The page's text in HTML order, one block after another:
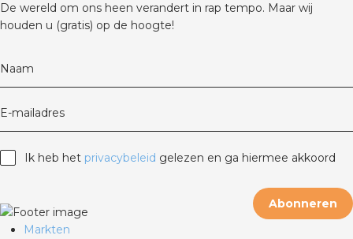
De wereld om ons heen verandert in rap tempo. Maar wij
houden u (gratis) op de hoogte!
Naam
E-mailadres
Ik heb het privacybeleid gelezen en ga hiermee akkoord
Abonneren
Markten